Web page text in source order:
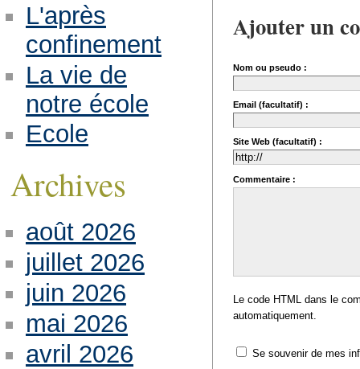
Ajouter un
Nom ou pseudo :
Email (facultatif) :
Site Web (facultatif) :
Commentaire :
Le code HTML dans le
automatiquement.
Se souvenir de mes
L'après
confinement
La vie de
notre école
Ecole
Archives
août 2026
juillet 2026
juin 2026
mai 2026
avril 2026